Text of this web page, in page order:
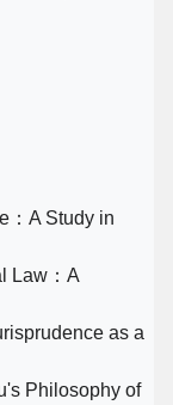
：A Study in
Law：A
as a
Philosophy of